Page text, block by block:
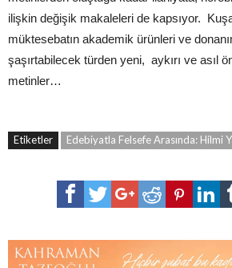
ilişkin değişik makaleleri de kapsıyor.
müktesebatın akademik ürünleri ve
şaşırtabilecek türden yeni, aykırı ve asıl
metinler…
Etiketler Edebiyatla Felsefe Arasında: Hilmi